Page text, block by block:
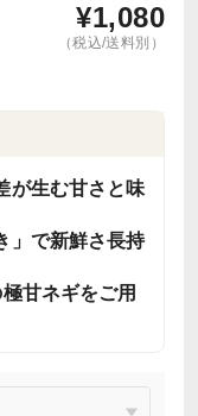
¥1,080
（税込/送料別）
が生む甘さと味
」で新鮮さ長持
甘ネギをご用